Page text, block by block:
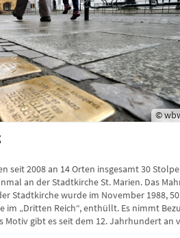
©
seit 2008 an 14 Orten insgesamt 30
an der Stadtkirche St. Marien. Das
Stadtkirche wurde im November 1988,
im „Dritten Reich“, enthüllt. Es nimmt
Motiv gibt es seit dem 12. Jahrhundert an